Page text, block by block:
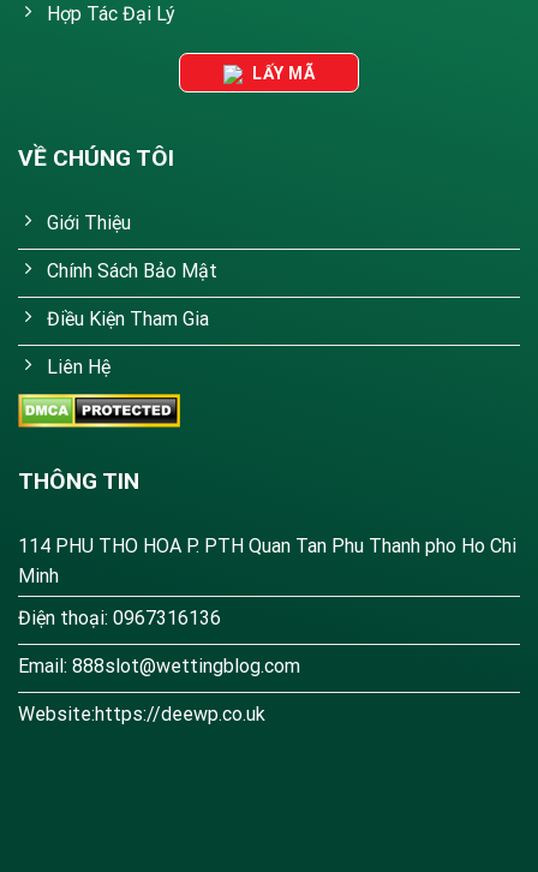
Hợp Tác Đại Lý
LẤY MÃ
VỀ CHÚNG TÔI
Giới Thiệu
Chính Sách Bảo Mật
Điều Kiện Tham Gia
Liên Hệ
THÔNG TIN
114 PHU THO HOA P. PTH Quan Tan Phu Thanh pho Ho Chi
Minh
Điện thoại: 0967316136
Email: 888slot@wettingblog.com
Website:https://deewp.co.uk